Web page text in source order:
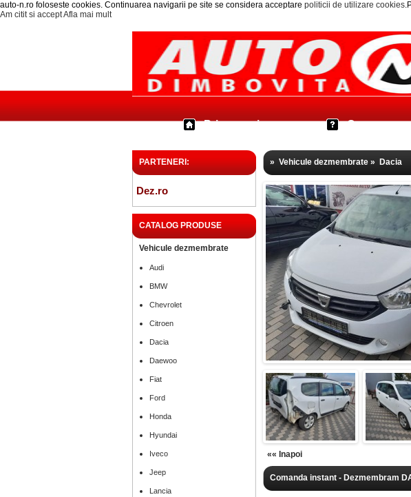
auto-n.ro foloseste cookies. Continuarea navigarii pe site se considera acceptare politicii de utilizare cookies
Am citit si acceptAfla mai mult
Prima pagina Cum
PARTENERI:
Dez.ro
CATALOG PRODUSE
Vehicule dezmembrate
Audi
BMW
Chevrolet
Citroen
Dacia
Daewoo
Fiat
Ford
Honda
Hyundai
Iveco
Jeep
Lancia
» Vehicule dezmembrate » Dacia
«« Inapoi
Comanda instant - Dezmembram